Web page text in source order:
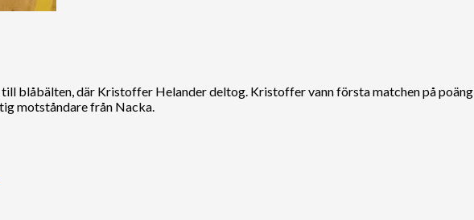
till blåbälten, där Kristoffer Helander deltog. Kristoffer vann första matchen på poäng
motståndare från Nacka.